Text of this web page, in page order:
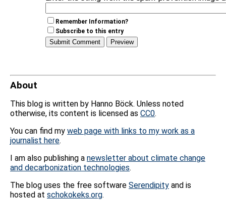
Remember Information?
Subscribe to this entry
About
This blog is written by Hanno Böck. Unless noted
otherwise, its content is licensed as CC0.
You can find my web page with links to my work as a
journalist here.
I am also publishing a newsletter about climate change
and decarbonization technologies.
The blog uses the free software Serendipity and is
hosted at schokokeks.org.